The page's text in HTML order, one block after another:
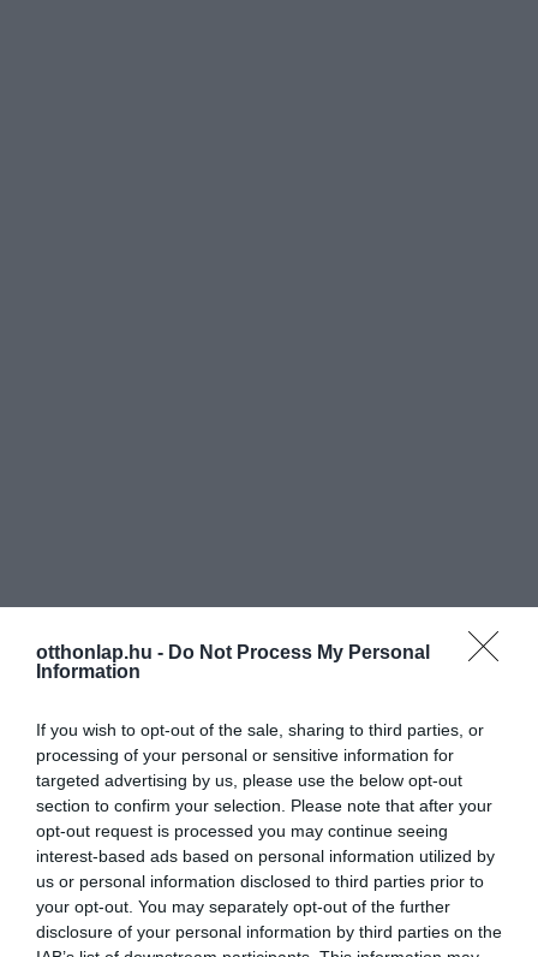
otthonlap.hu - Do Not Process My Personal
Information
If you wish to opt-out of the sale, sharing to third parties, or
processing of your personal or sensitive information for
targeted advertising by us, please use the below opt-out
section to confirm your selection. Please note that after your
opt-out request is processed you may continue seeing
interest-based ads based on personal information utilized by
us or personal information disclosed to third parties prior to
your opt-out. You may separately opt-out of the further
disclosure of your personal information by third parties on the